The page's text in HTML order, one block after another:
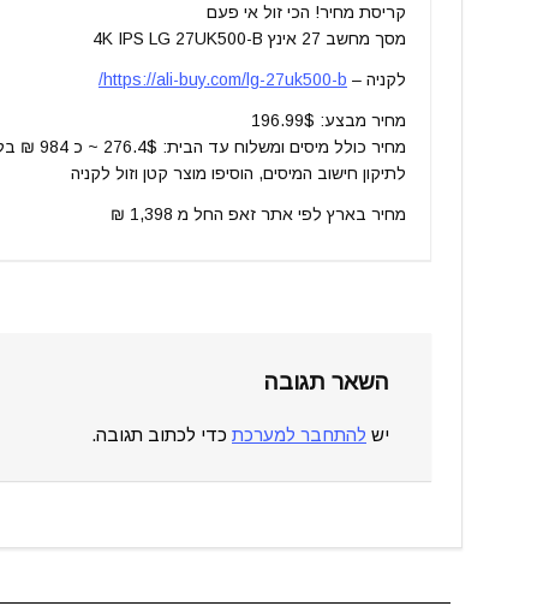
קריסת מחיר! הכי זול אי פעם
מסך מחשב 27 אינץ 4K IPS LG 27UK500-B
לקניה – https://ali-buy.com/lg-27uk500-b/
מחיר מבצע: 196.99$
מחיר כולל מיסים ומשלוח עד הבית: 276.4$ ~ כ 984 ₪ בלבד
לתיקון חישוב המיסים, הוסיפו מוצר קטן וזול לקניה
מחיר בארץ לפי אתר זאפ החל מ 1,398 ₪
השאר תגובה
יש להתחבר למערכת כדי לכתוב תגובה.